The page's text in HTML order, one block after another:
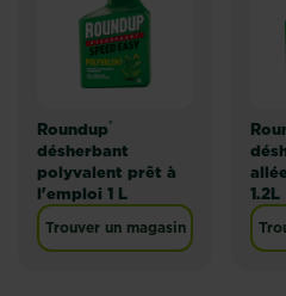
Roundup®
désherbant
polyvalent prêt à
l'emploi 1 L
Trouver un magasin
1.2L